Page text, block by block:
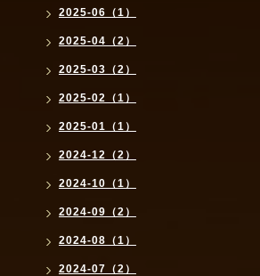
2025-06（1）
2025-04（2）
2025-03（2）
2025-02（1）
2025-01（1）
2024-12（2）
2024-10（1）
2024-09（2）
2024-08（1）
2024-07（2）